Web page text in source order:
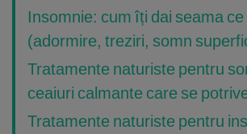
Insomnie: cum îți dai seama ce
(adormire, treziri, somn
Tratamente naturiste pentru
ceaiuri calmante care se
Tratamente naturiste pentru